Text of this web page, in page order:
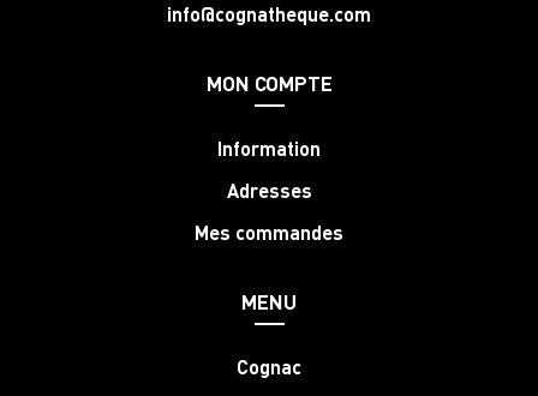
info@cognatheque.com
MON COMPTE
Information
Adresses
Mes commandes
MENU
Cognac